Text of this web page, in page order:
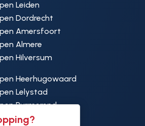
Leiden
Dordrecht
Amersfoort
Almere
Hilversum
Heerhugowaard
Lelystad
Purmerend
Ridderkerk